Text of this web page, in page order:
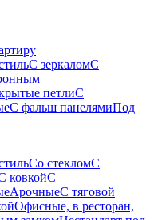
С зеркаломС
петлиС
С фальш панелямиПод
Со стекломС
ковкойС
АрочныеС тяговой
Офисные, в ресторан,